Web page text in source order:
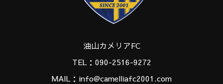
油山カメリアFC
TEL：090-2516-9272
MAIL：info@camelliafc2001.com